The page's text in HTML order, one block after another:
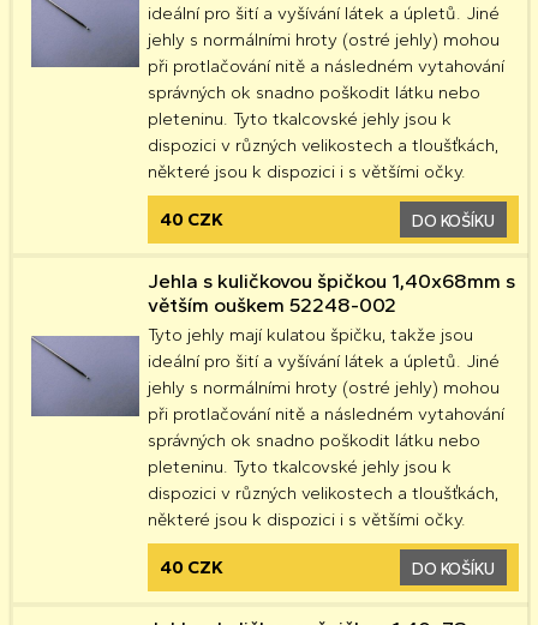
ideální pro šití a vyšívání látek a úpletů. Jiné
jehly s normálními hroty (ostré jehly) mohou
při protlačování nitě a následném vytahování
správných ok snadno poškodit látku nebo
pleteninu. Tyto tkalcovské jehly jsou k
dispozici v různých velikostech a tloušťkách,
některé jsou k dispozici i s většími očky.
40 CZK DO KOŠÍKU
Jehla s kuličkovou špičkou 1,40x68mm s
větším ouškem 52248-002
Tyto jehly mají kulatou špičku, takže jsou
ideální pro šití a vyšívání látek a úpletů. Jiné
jehly s normálními hroty (ostré jehly) mohou
při protlačování nitě a následném vytahování
správných ok snadno poškodit látku nebo
pleteninu. Tyto tkalcovské jehly jsou k
dispozici v různých velikostech a tloušťkách,
některé jsou k dispozici i s většími očky.
40 CZK DO KOŠÍKU